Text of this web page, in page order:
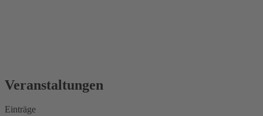
Veranstaltungen
Einträge